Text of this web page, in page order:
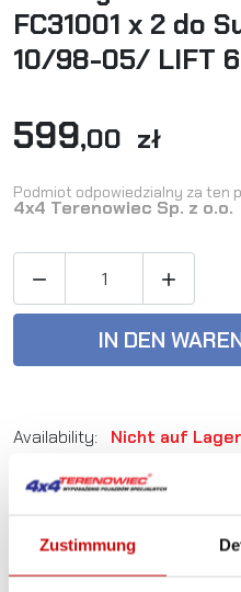
Zustimmung
FC31001 x 2 do
10/98-05/ LIFT
599,00 zł
Podmiot odpowiedzialny za ten
4x4 Terenowiec Sp. z o.o.
 
IN DEN
Availability: Nicht auf Lager
Sie sind sich nicht